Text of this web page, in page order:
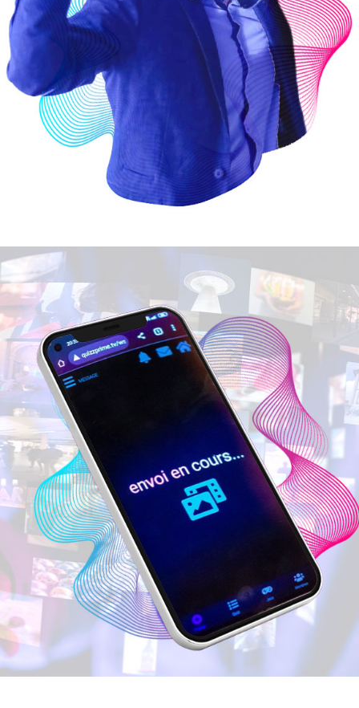
Mariage Soirée entreprise Sorties promotions gendarmerie